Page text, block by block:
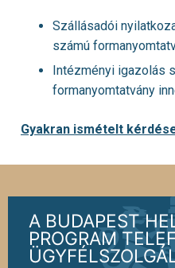
Szállásadói
számú
Intézményi igazolás
formanyomtatvány
Gyakran ismételt
A BUDAPEST
PROGRAM